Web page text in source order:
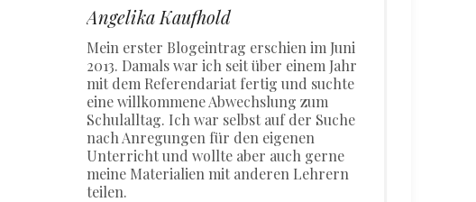
Angelika Kaufhold
Mein erster Blogeintrag erschien im Juni
2013. Damals war ich seit über einem Jahr
mit dem Referendariat fertig und suchte
eine willkommene Abwechslung zum
Schulalltag. Ich war selbst auf der Suche
nach Anregungen für den eigenen
Unterricht und wollte aber auch gerne
meine Materialien mit anderen Lehrern
teilen.